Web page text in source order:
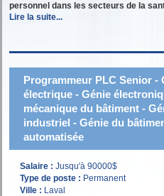
personnel dans les secteurs de la
Lire la suite...
Programmeur PLC Senior -
électrique - Génie
mécanique du bâtiment -
industriel - Génie du
automatisée
Salaire : Jusqu'à 90000$
Type de poste : Permanent
Ville : Laval